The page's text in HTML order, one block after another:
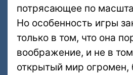
потрясающее по
Но особенность игры
только в том, что она
воображение, и не в
открытый мир огромен,